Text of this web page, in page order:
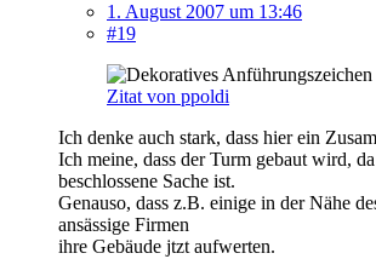
1. August 2007 um 13:46
#19
Zitat von ppoldi
Ich denke auch stark, dass hier ein
Ich meine, dass der Turm gebaut wird,
beschlossene Sache ist.
Genauso, dass z.B. einige in der Nähe
ansässige Firmen
ihre Gebäude jtzt aufwerten.